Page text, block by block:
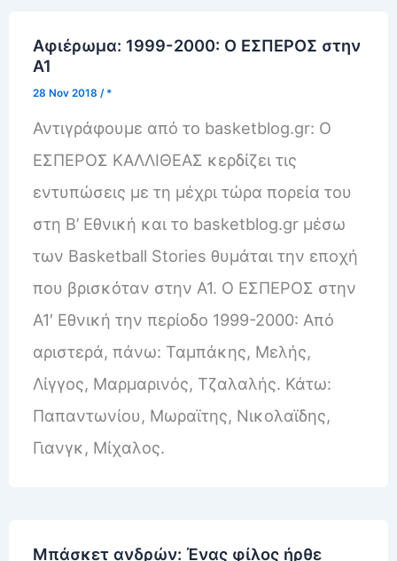
Αφιέρωμα: 1999-2000: Ο ΕΣΠΕΡΟΣ στην
Α1
28 Nov 2018/ *
Αντιγράφουμε από το basketblog.gr: Ο
ΕΣΠΕΡΟΣ ΚΑΛΛΙΘΕΑΣ κερδίζει τις
εντυπώσεις με τη μέχρι τώρα πορεία του
στη Β’ Εθνική και το basketblog.gr μέσω
των Basketball Stories θυμάται την εποχή
που βρισκόταν στην Α1. Ο ΕΣΠΕΡΟΣ στην
Α1′ Εθνική την περίοδο 1999-2000: Από
αριστερά, πάνω: Ταμπάκης, Μελής,
Λίγγος, Μαρμαρινός, Τζαλαλής. Κάτω:
Παπαντωνίου, Μωραϊτης, Νικολαϊδης,
Γιανγκ, Μίχαλος.
Μπάσκετ ανδρών: Ένας φίλος ήρθε